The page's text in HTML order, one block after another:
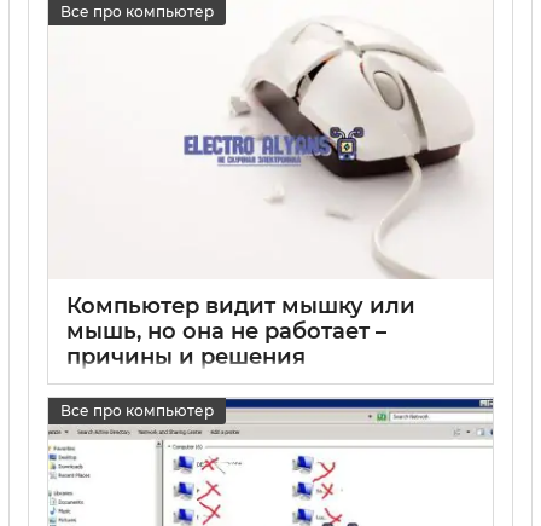
Все про компьютер
Компьютер видит мышку или
мышь, но она не работает –
причины и решения
Все про компьютер